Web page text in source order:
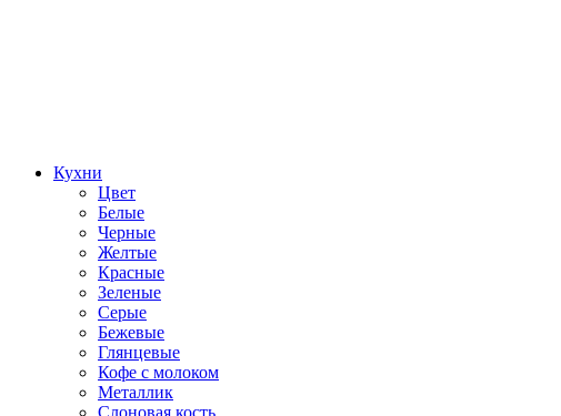
Кухни
Цвет
Белые
Черные
Желтые
Красные
Зеленые
Серые
Бежевые
Глянцевые
Кофе с молоком
Металлик
Слоновая кость